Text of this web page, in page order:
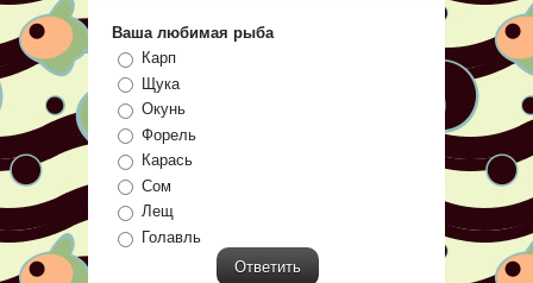
Ваша любимая рыба
Карп
Щука
Окунь
Форель
Карась
Сом
Лещ
Голавль